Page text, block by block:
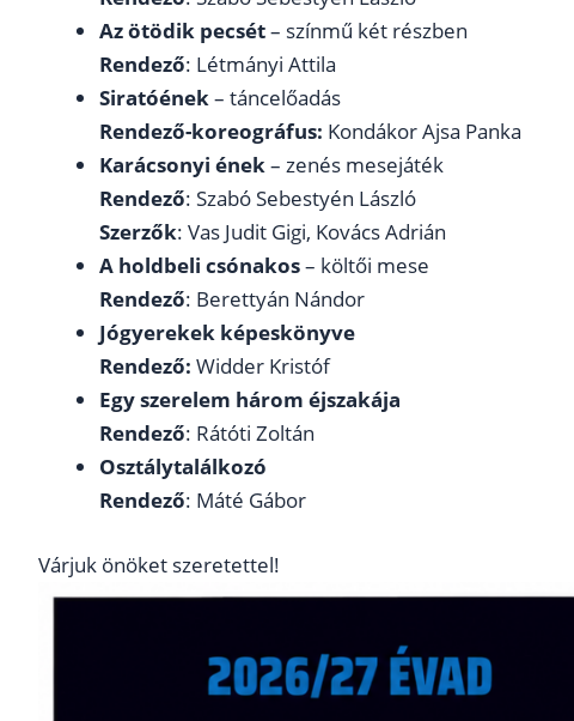
Az ötödik pecsét– színmű két részben
Rendező: Létmányi Attila
Siratóének– táncelőadás
Rendező-koreográfus: Kondákor Ajsa Panka
Karácsonyi ének– zenés mesejáték
Rendező: Szabó Sebestyén László
Szerzők: Vas Judit Gigi, Kovács Adrián
A holdbeli csónakos– költői mese
Rendező: Berettyán Nándor
Jógyerekek képeskönyve
Rendező: Widder Kristóf
Egy szerelem három éjszakája
Rendező: Rátóti Zoltán
Osztálytalálkozó
Rendező: Máté Gábor
Várjuk önöket szeretettel!